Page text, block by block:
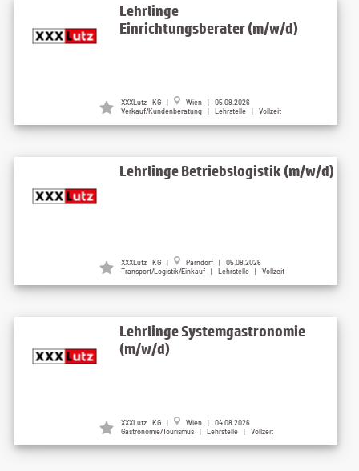
Lehrlinge
Einrichtungsberater (m/w/d)
XXXLutz KG |
Wien | 05.08.2026
Verkauf/Kundenberatung | Lehrstelle | Vollzeit
Lehrlinge Betriebslogistik (m/w/d)
XXXLutz KG |
Parndorf | 05.08.2026
Transport/Logistik/Einkauf | Lehrstelle | Vollzeit
Lehrlinge Systemgastronomie
(m/w/d)
XXXLutz KG |
Wien | 04.08.2026
Gastronomie/Tourismus | Lehrstelle | Vollzeit